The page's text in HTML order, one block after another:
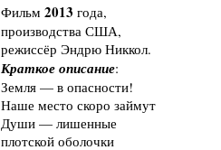
Фильм 2013 года,
производства США,
режиссёр Эндрю Никкол.
Краткое описание:
Земля — в опасности!
Наше место скоро займут
Души — лишенные
плотской оболочки